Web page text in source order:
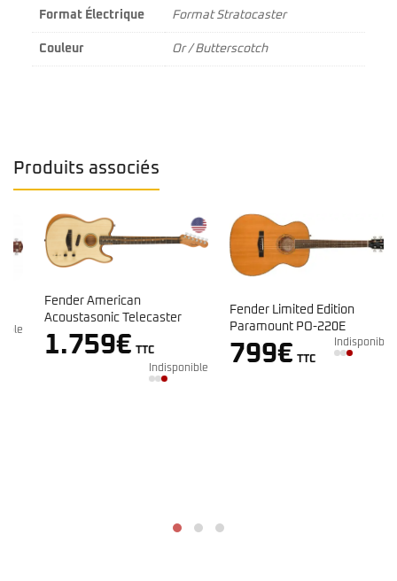
Format Électrique Format Stratocaster
Couleur Or / Butterscotch
Produits associés
Fender American
Acoustasonic Telecaster
Ebony Naturel
1.759€ TTC
Indisponible
Fender Limited Edition
Paramount PO-220E
Orchestra Cèdre
799€ TTC
Indisponible